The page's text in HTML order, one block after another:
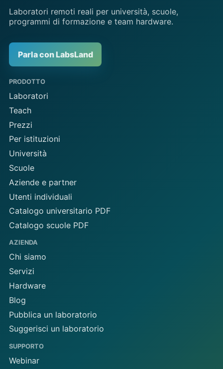
Laboratori remoti reali per università, scuole,
programmi di formazione e team hardware.
Parla con LabsLand
PRODOTTO
Laboratori
Teach
Prezzi
Per istituzioni
Università
Scuole
Aziende e partner
Utenti individuali
Catalogo universitario PDF
Catalogo scuole PDF
AZIENDA
Chi siamo
Servizi
Hardware
Blog
Pubblica un laboratorio
Suggerisci un laboratorio
SUPPORTO
Webinar